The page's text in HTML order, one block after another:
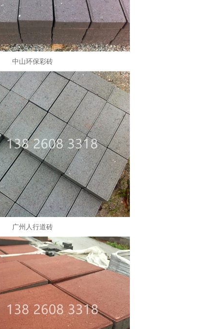
中山环保彩砖
广州人行道砖